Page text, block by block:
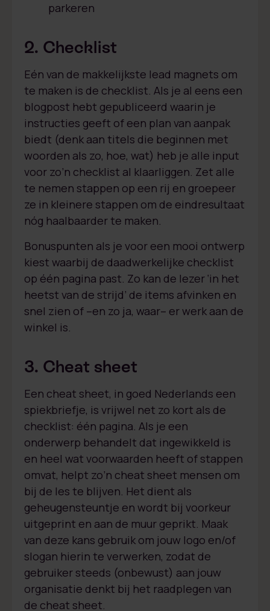
parkeren
2. Checklist
Eén van de makkelijkste lead magnets om
te maken is de checklist. Als je al eens een
blogpost hebt gepubliceerd waarin je
instructies geeft of een plan van aanpak
biedt (denk aan titels die beginnen met
woorden als zo, hoe, wat) heb je alle input
voor zo’n checklist al klaarliggen. Zet alle
te nemen stappen op een rij en groepeer
ze in kleinere stappen om de eindresultaat
nóg haalbaarder te maken.
Bonuspunten als je voor een mooi ontwerp
kiest waarbij de daadwerkelijke checklist
op één pagina past. Zo kan de lezer ‘in het
heetst van de strijd’ de items afvinken en
snel zien of –en zo ja, waar– er werk aan de
winkel is.
3. Cheat sheet
Een cheat sheet, in goed Nederlands een
spiekbriefje, is vrijwel net zo kort als de
checklist: één pagina. Als je een
onderwerp behandelt dat ingewikkeld is
en heel wat voorwaarden heeft of stappen
omvat, helpt zo’n cheat sheet mensen om
bij de les te blijven. Het dient als
geheugensteuntje en wordt bij voorkeur
uitgeprint en aan de muur geprikt. Maak
van deze kans gebruik om jouw logo en/of
slogan hierin te verwerken, zodat de
gebruiker steeds (onbewust) aan jouw
organisatie denkt bij het raadplegen van
de cheat sheet.